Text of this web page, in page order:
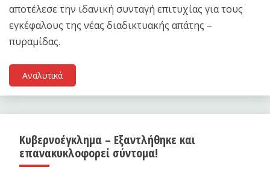
αποτέλεσε την ιδανική συνταγή επιτυχίας για τους
εγκέφαλους της νέας διαδικτυακής απάτης –
πυραμίδας.
Αναλυτικά
Κυβερνοέγκλημα – Εξαντλήθηκε και
επανακυκλοφορεί σύντομα!